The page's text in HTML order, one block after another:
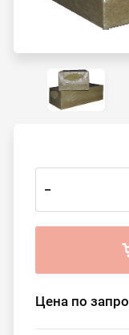
–
Цена по